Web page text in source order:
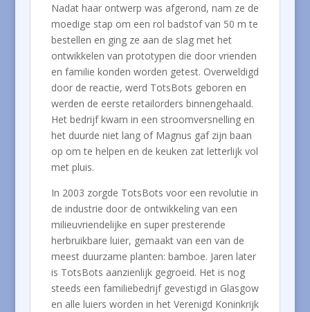
Nadat haar ontwerp was afgerond, nam ze de
moedige stap om een rol badstof van 50 m te
bestellen en ging ze aan de slag met het
ontwikkelen van prototypen die door vrienden
en familie konden worden getest. Overweldigd
door de reactie, werd TotsBots geboren en
werden de eerste retailorders binnengehaald.
Het bedrijf kwam in een stroomversnelling en
het duurde niet lang of Magnus gaf zijn baan
op om te helpen en de keuken zat letterlijk vol
met pluis.
In 2003 zorgde TotsBots voor een revolutie in
de industrie door de ontwikkeling van een
milieuvriendelijke en super presterende
herbruikbare luier, gemaakt van een van de
meest duurzame planten: bamboe. Jaren later
is TotsBots aanzienlijk gegroeid. Het is nog
steeds een familiebedrijf gevestigd in Glasgow
en alle luiers worden in het Verenigd Koninkrijk